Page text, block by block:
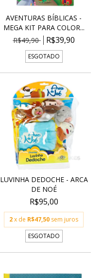
AVENTURAS BÍBLICAS -
MEGA KIT PARA COLOR...
R$49,90
R$39,90
ESGOTADO
LUVINHA DEDOCHE - ARCA
DE NOÉ
R$95,00
2x de R$47,50 sem juros
ESGOTADO